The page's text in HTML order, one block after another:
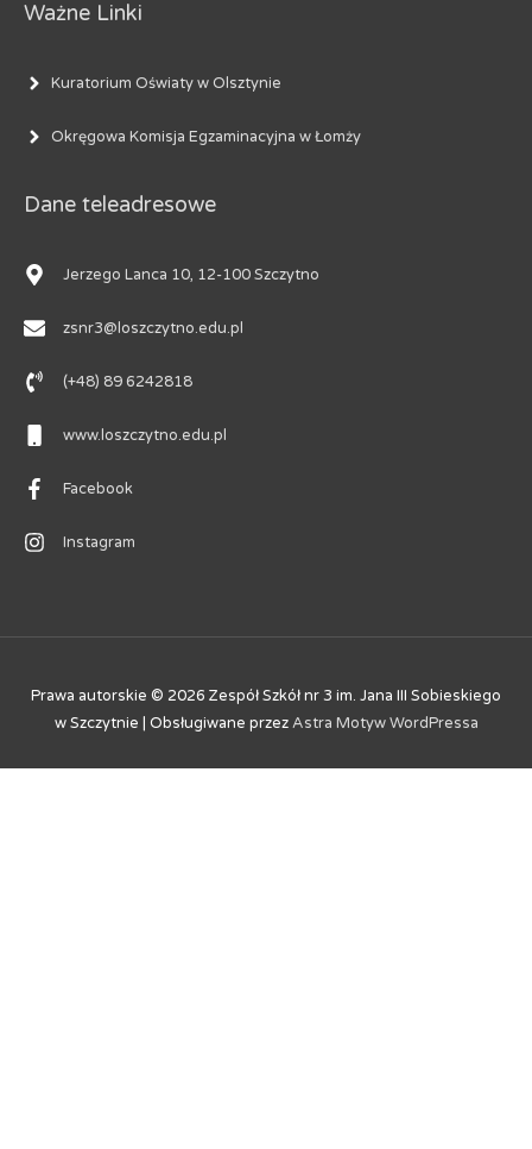
Ważne Linki
Kuratorium Oświaty w Olsztynie
Okręgowa Komisja Egzaminacyjna w Łomży
Dane teleadresowe
Jerzego Lanca 10, 12-100 Szczytno
zsnr3@loszczytno.edu.pl
(+48) 89 6242818
www.loszczytno.edu.pl
Facebook
Instagram
Prawa autorskie © 2026 Zespół Szkół nr 3 im. Jana III Sobieskiego
w Szczytnie | Obsługiwane przezAstra Motyw WordPressa